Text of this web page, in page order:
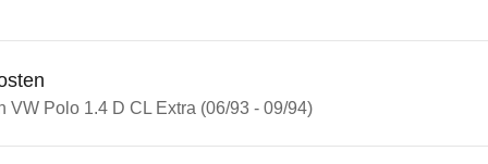
VW Polo 1.4 D CL Extra (06/93 - 09/94)